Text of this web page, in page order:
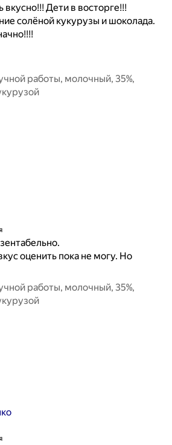
вкусно!!! Дети в восторге!!!
солёной кукурузы и шоколада.
работы, молочный, 35%,
оценить пока не могу. Но
работы, молочный, 35%,